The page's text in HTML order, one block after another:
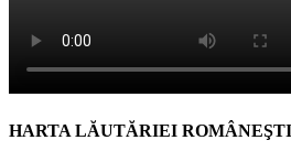
HARTA LĂUTĂRIEI